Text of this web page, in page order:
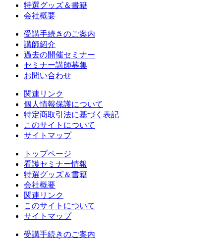
特選グッズ＆書籍
会社概要
受講手続きのご案内
講師紹介
過去の開催セミナー
セミナー講師募集
お問い合わせ
関連リンク
個人情報保護について
特定商取引法に基づく表記
このサイトについて
サイトマップ
トップページ
看護セミナー情報
特選グッズ＆書籍
会社概要
関連リンク
このサイトについて
サイトマップ
受講手続きのご案内